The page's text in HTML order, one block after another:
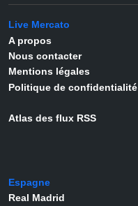
Live Mercato
A propos
Nous contacter
Mentions légales
Politique de confidentialité
Atlas des flux RSS
Espagne
Real Madrid